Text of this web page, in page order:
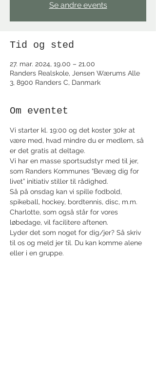
Se andre events
Tid og sted
27. mar. 2024, 19.00 – 21.00
Randers Realskole, Jensen Wærums Alle
3, 8900 Randers C, Danmark
Om eventet
Vi starter kl. 19:00 og det koster 30kr at
være med, hvad mindre du er medlem, så
er det gratis at deltage.
Vi har en masse sportsudstyr med til jer,
som Randers Kommunes “Bevæg dig for
livet” initiativ stiller til rådighed.
Så på onsdag kan vi spille fodbold,
spikeball, hockey, bordtennis, disc, m.m.
Charlotte, som også står for vores
løbedage, vil facilitere aftenen.
Lyder det som noget for dig/jer? Så skriv
til os og meld jer til. Du kan komme alene
eller i en gruppe.